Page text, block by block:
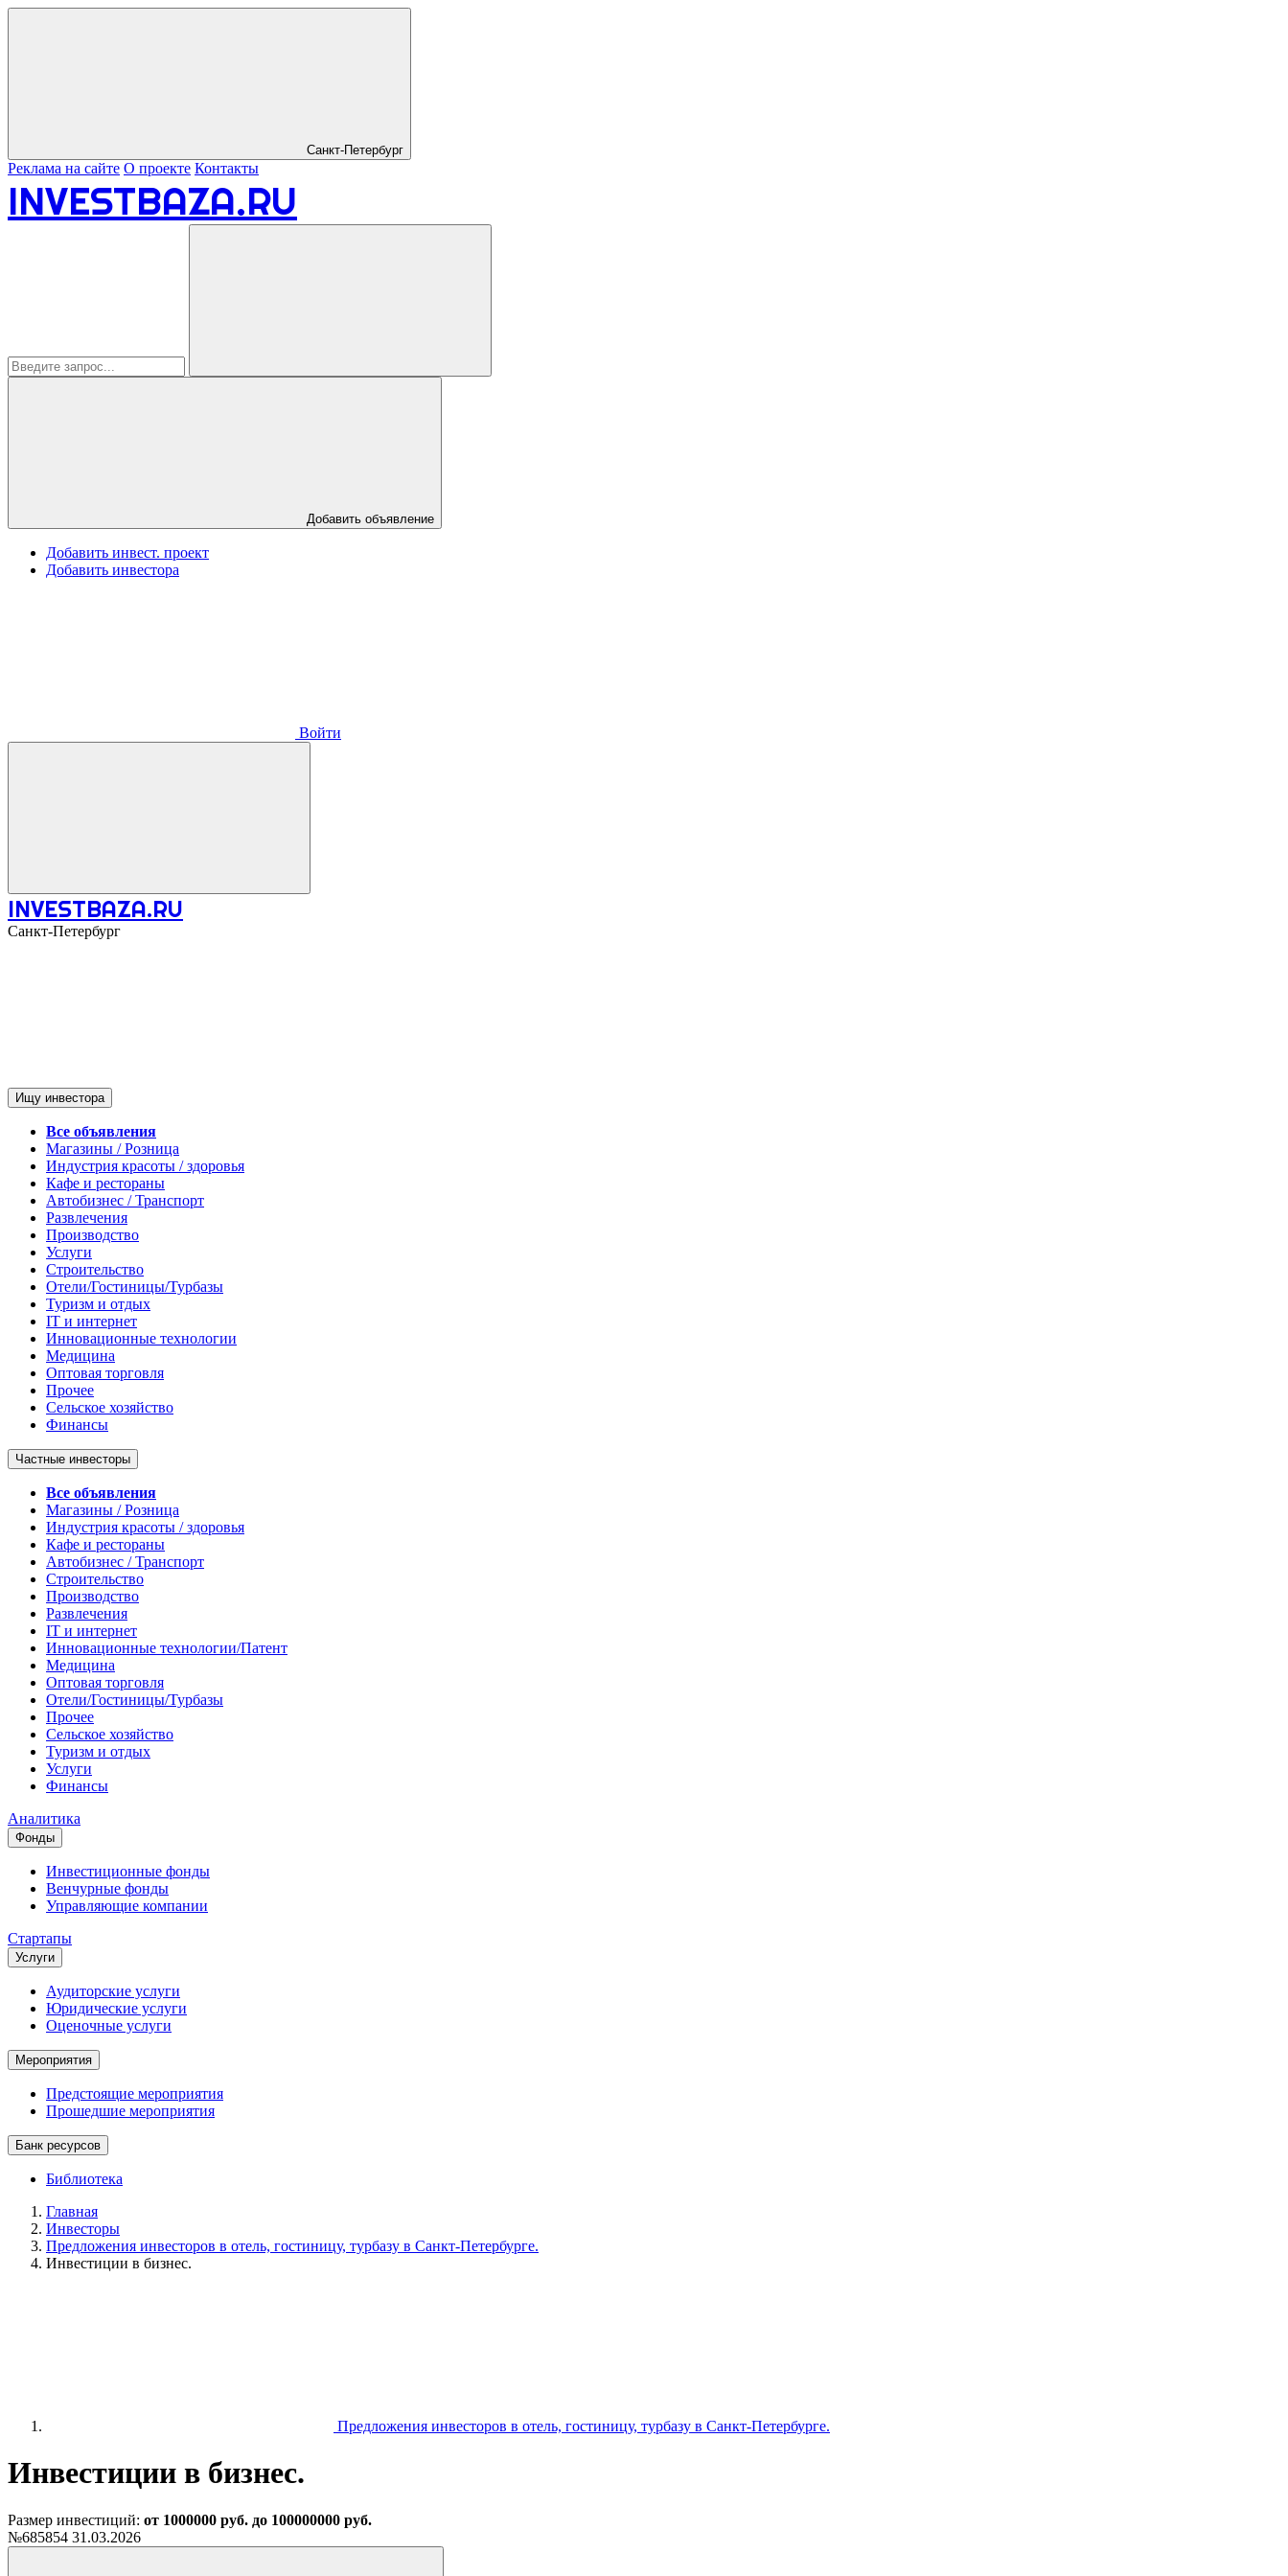
Санкт-Петербург
Реклама на сайте О проекте Контакты
INVESTBAZA.RU
Добавить объявление
Добавить инвест. проект
Добавить инвестора
Войти
INVESTBAZA.RU
Санкт-Петербург
Ищу инвестора
Все объявления
Магазины / Розница
Индустрия красоты / здоровья
Кафе и рестораны
Автобизнес / Транспорт
Развлечения
Производство
Услуги
Строительство
Отели/Гостиницы/Турбазы
Туризм и отдых
IT и интернет
Инновационные технологии
Медицина
Оптовая торговля
Прочее
Сельское хозяйство
Финансы
Частные инвесторы
Все объявления
Магазины / Розница
Индустрия красоты / здоровья
Кафе и рестораны
Автобизнес / Транспорт
Строительство
Производство
Развлечения
IT и интернет
Инновационные технологии/Патент
Медицина
Оптовая торговля
Отели/Гостиницы/Турбазы
Прочее
Сельское хозяйство
Туризм и отдых
Услуги
Финансы
Аналитика
Фонды
Инвестиционные фонды
Венчурные фонды
Управляющие компании
Стартапы
Услуги
Аудиторские услуги
Юридические услуги
Оценочные услуги
Мероприятия
Предстоящие мероприятия
Прошедшие мероприятия
Банк ресурсов
Библиотека
Главная
Инвесторы
Предложения инвесторов в отель, гостиницу, турбазу в Санкт-Петербурге.
Инвестиции в бизнес.
Предложения инвесторов в отель, гостиницу, турбазу в Санкт-Петербурге.
Инвестиции в бизнес.
Размер инвестиций: от 1000000 руб. до 100000000 руб.
№685854 31.03.2026